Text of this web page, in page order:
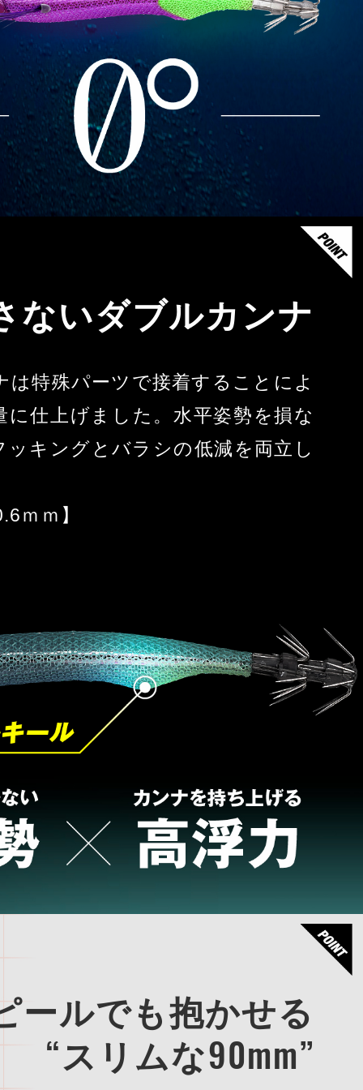
ないダブルカンナ
は特殊パーツで接着することによ
に仕上げました。水平姿勢を損な
ッキングとバラシの低減を両立し
ｍｍ】
ールでも抱かせる
“スリムな90mm”